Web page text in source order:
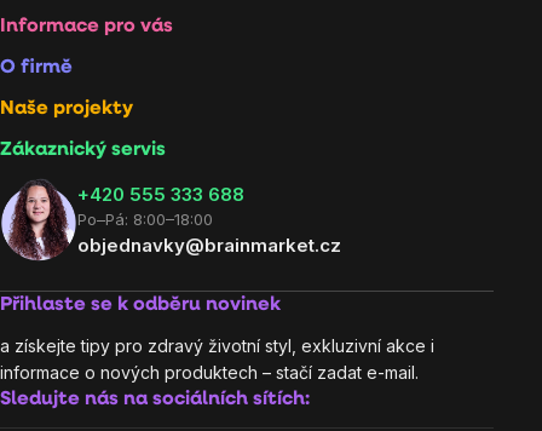
Informace pro vás
O firmě
Naše projekty
Zákaznický servis
‭+420 555 333 688
Po–Pá: 8:00–18:00
objednavky@brainmarket.cz
Přihlaste se k odběru novinek
a získejte tipy pro zdravý životní styl, exkluzivní akce i
informace o nových produktech – stačí zadat e-mail.
Sledujte nás na sociálních sítích: